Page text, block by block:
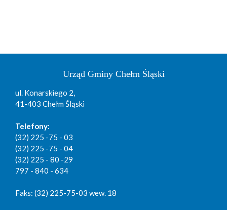
Urząd Gminy Chełm Śląski
ul. Konarskiego 2,
41-403 Chełm Śląski
Telefony:
(32) 225 -75 - 03
(32) 225 -75 - 04
(32) 225 - 80 -29
797 - 840 - 634
Faks: (32) 225-75-03 wew. 18